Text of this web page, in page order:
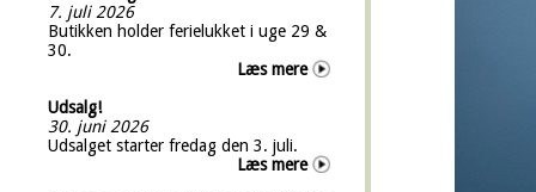
7. juli 2026
Butikken holder ferielukket i uge 29 &
30.
Læs mere
Udsalg!
30. juni 2026
Udsalget starter fredag den 3. juli.
Læs mere